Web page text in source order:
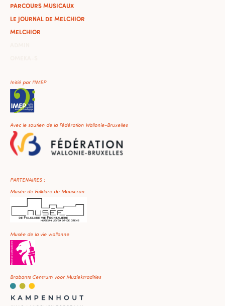
PARCOURS MUSICAUX
LE JOURNAL DE MELCHIOR
MELCHIOR
Initié par l'IMEP
Avec le soutien de la Fédération Wallonie-Bruxelles
PARTENAIRES :
Musée de Folklore de Mouscron
Musée de la vie wallonne
Brabants Centrum voor Muziektradities